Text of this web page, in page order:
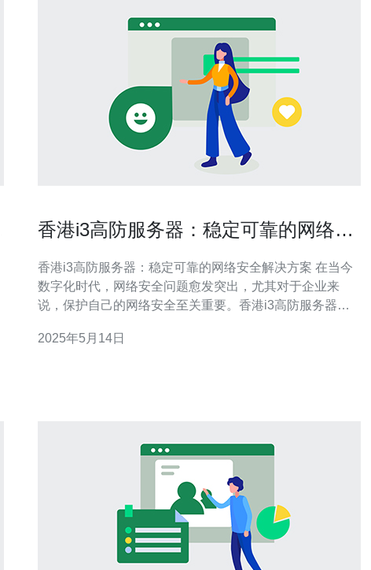
香港i3高防服务器：稳定可靠的网络安
香港i3高防服务器：稳定可靠的网络安全解决方案 在当今
数字化时代，网络安全问题愈发突出，尤其对于企业来
说，保护自己的网络安全至关重要。香港i3高防服务器作
高防服务器是一种具有高防护能力的服务器，能够有效抵
2025年5月14日